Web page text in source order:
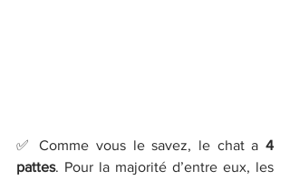
✅ Comme vous le savez, le chat a 4
pattes